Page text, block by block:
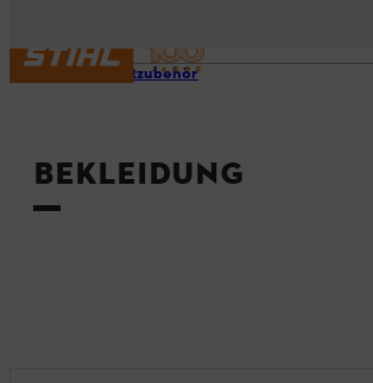
Produktzubehör
BEKLEIDUNG